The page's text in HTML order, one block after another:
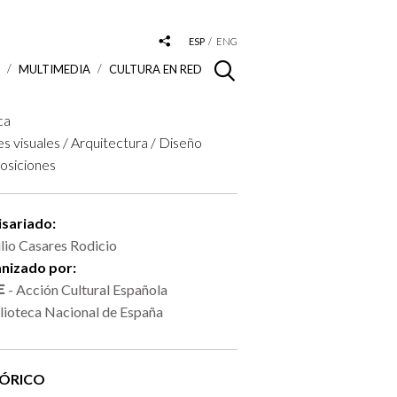
ESP ENG
MULTIMEDIA CULTURA EN RED
visuales / Arquitectura / Diseño
Casares Rodicio
por:
- Acción Cultural Española
Nacional de España